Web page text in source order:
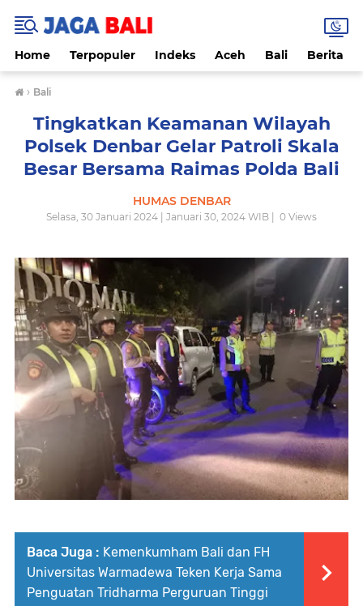
Home Terpopuler Indeks Aceh Bali Berita
› Bali
Tingkatkan Keamanan Wilayah
Polsek Denbar Gelar Patroli Skala
Besar Bersama Raimas Polda Bali
HUMAS DENBAR
Selasa, 30 Januari 2024 | Januari 30, 2024 WIB | 0 Views
Baca Juga : Kemenkumham Bali dan FH
Universitas Warmadewa Teken Kerja Sama
Penguatan Tridharma Perguruan Tinggi